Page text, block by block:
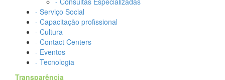
- Serviço Social
- Capacitação profissional
- Cultura
- Contact Centers
- Eventos
- Tecnologia
Transparência